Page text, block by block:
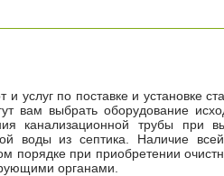
по поставке и установке
вам выбрать оборудование
канализационной трубы при
воды из септика. Наличие
порядке при приобретении
органами.